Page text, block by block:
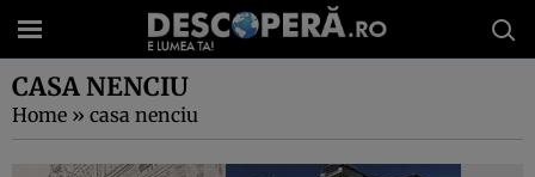
CASA NENCIU
Home » casa nenciu